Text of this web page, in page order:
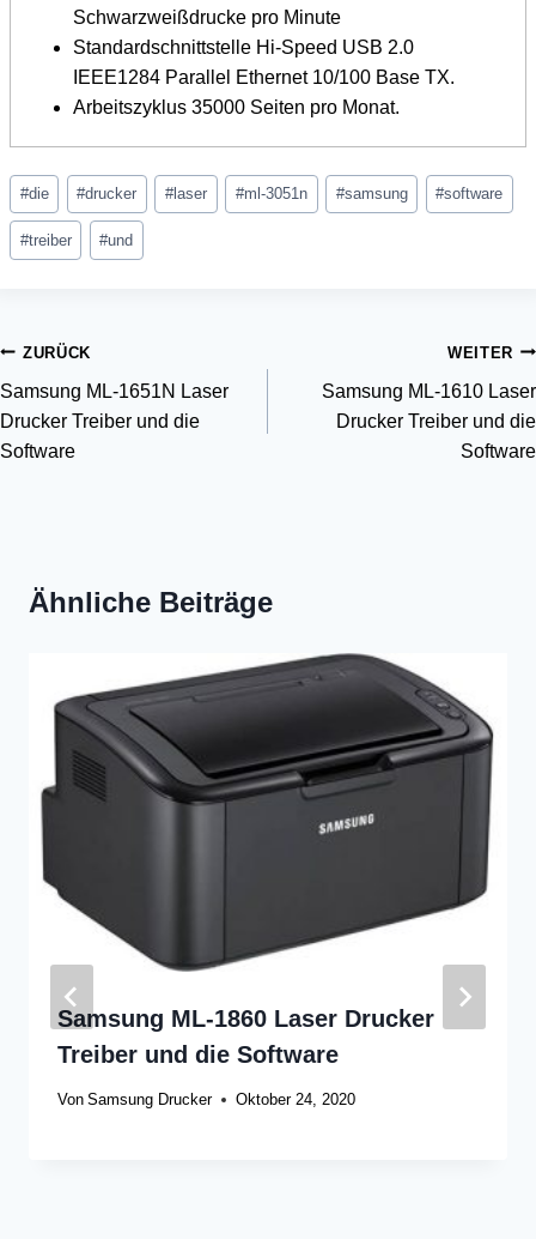
Schwarzweißdrucke pro Minute
Standardschnittstelle Hi-Speed ​​USB 2.0
IEEE1284 Parallel Ethernet 10/100 Base TX.
Arbeitszyklus 35000 Seiten pro Monat.
Schlagworte:
#die #drucker #laser #ml-3051n #samsung #software
#treiber #und
Beitragsnavigation
ZURÜCK
Samsung ML-1651N Laser
Drucker Treiber und die
Software
WEITER
Samsung ML-1610 Laser
Drucker Treiber und die
Software
Ähnliche Beiträge
Samsung ML-1860 Laser Drucker
Treiber und die Software
Von Samsung Drucker Oktober 24, 2020